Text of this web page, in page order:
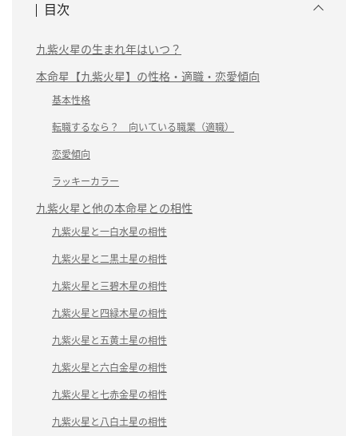
目次
九紫火星の生まれ年はいつ？
本命星【九紫火星】の性格・適職・恋愛傾向
基本性格
転職するなら？ 向いている職業（適職）
恋愛傾向
ラッキーカラー
九紫火星と他の本命星との相性
九紫火星と一白水星の相性
九紫火星と二黒土星の相性
九紫火星と三碧木星の相性
九紫火星と四緑木星の相性
九紫火星と五黄土星の相性
九紫火星と六白金星の相性
九紫火星と七赤金星の相性
九紫火星と八白土星の相性